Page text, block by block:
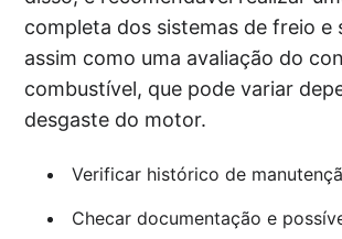
completa dos sistemas de freio e
assim como uma avaliação do
combustível, que pode variar
desgaste do motor.
Verificar histórico de
Checar documentação e